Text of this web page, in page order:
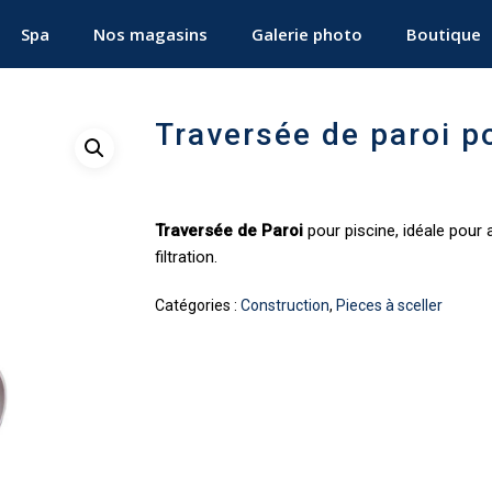
Spa Nos magasins Galerie photo Boutique
Traversée de paroi
Traversée de Paroi pour piscine, idéale pour
filtration.
Catégories :Construction,Pieces à sceller